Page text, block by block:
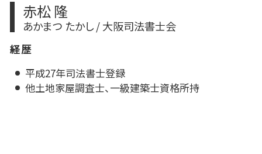
赤松 隆
あかまつ たかし / 大阪司法書士会
経歴
平成27年司法書士登録
他土地家屋調査士、一級建築士資格所持